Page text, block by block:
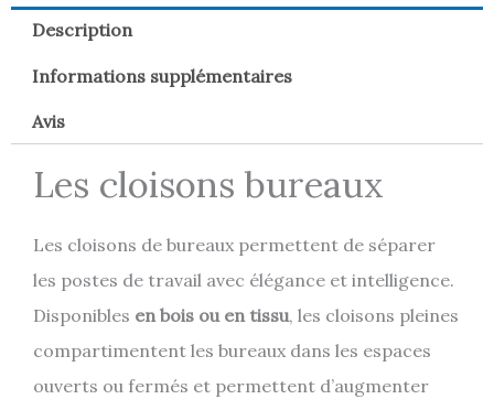
Description
Informations supplémentaires
Avis
Les cloisons bureaux
Les cloisons de bureaux permettent de séparer
les postes de travail avec élégance et intelligence.
Disponibles en bois ou en tissu, les cloisons pleines
compartimentent les bureaux dans les espaces
ouverts ou fermés et permettent d’augmenter